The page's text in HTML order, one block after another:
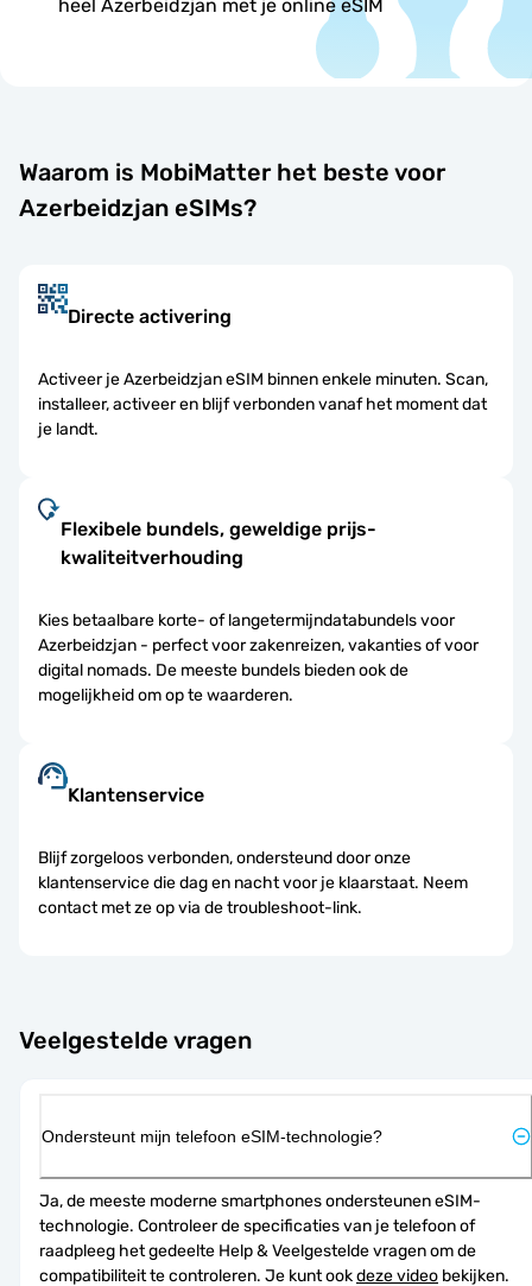
heel Azerbeidzjan met je online eSIM
Waarom is MobiMatter het beste voor
Azerbeidzjan eSIMs?
Directe activering
Activeer je Azerbeidzjan eSIM binnen enkele minuten. Scan,
installeer, activeer en blijf verbonden vanaf het moment dat
je landt.
Flexibele bundels, geweldige prijs-
kwaliteitverhouding
Kies betaalbare korte- of langetermijndatabundels voor
Azerbeidzjan - perfect voor zakenreizen, vakanties of voor
digital nomads. De meeste bundels bieden ook de
mogelijkheid om op te waarderen.
Klantenservice
Blijf zorgeloos verbonden, ondersteund door onze
klantenservice die dag en nacht voor je klaarstaat. Neem
contact met ze op via de troubleshoot-link.
Veelgestelde vragen
Ondersteunt mijn telefoon eSIM-technologie?
Ja, de meeste moderne smartphones ondersteunen eSIM-
technologie. Controleer de specificaties van je telefoon of
raadpleeg het gedeelte Help & Veelgestelde vragen om de
compatibiliteit te controleren. Je kunt ook deze video bekijken.